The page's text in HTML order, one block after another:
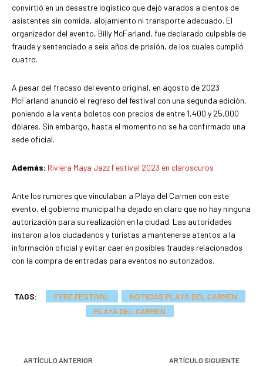
convirtió en un desastre logístico que dejó varados a cientos de
asistentes sin comida, alojamiento ni transporte adecuado. El
organizador del evento, Billy McFarland, fue declarado culpable de
fraude y sentenciado a seis años de prisión, de los cuales cumplió
cuatro.
A pesar del fracaso del evento original, en agosto de 2023
McFarland anunció el regreso del festival con una segunda edición,
poniendo a la venta boletos con precios de entre 1,400 y 25,000
dólares. Sin embargo, hasta el momento no se ha confirmado una
sede oficial.
Además: Riviera Maya Jazz Festival 2023 en claroscuros
Ante los rumores que vinculaban a Playa del Carmen con este
evento, el gobierno municipal ha dejado en claro que no hay ninguna
autorización para su realización en la ciudad. Las autoridades
instaron a los ciudadanos y turistas a mantenerse atentos a la
información oficial y evitar caer en posibles fraudes relacionados
con la compra de entradas para eventos no autorizados.
TAGS: FYRE FESTIVAL
NOTICIAS PLAYA DEL CARMEN
PLAYA DEL CARMEN
ARTÍCULO ANTERIOR ARTÍCULO SIGUIENTE